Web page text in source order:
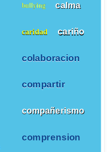
bullying calma
caridad cariño
colaboracion
compartir
compañerismo
comprension